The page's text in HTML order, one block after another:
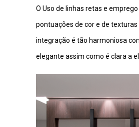
O Uso de linhas retas e
pontuações de cor e de
integração é tão harmoniosa
elegante assim como é clara a